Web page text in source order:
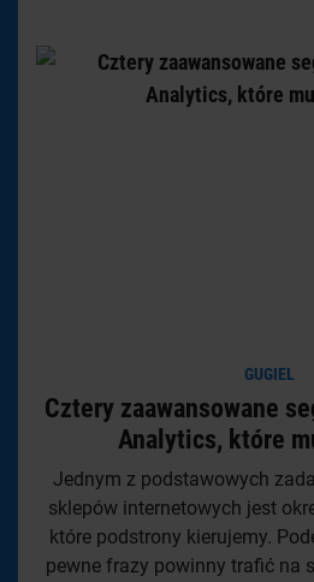
GUGIEL
Cztery zaawansowane
Analytics, które
Jednym z podstawowych
sklepów internetowych jest
które podstrony kierujemy.
pewne frazy powinny trafić na